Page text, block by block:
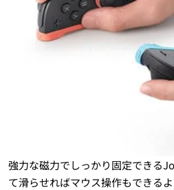
強力な磁力でしっかり固定できる
て滑らせればマウス操作もできるよ